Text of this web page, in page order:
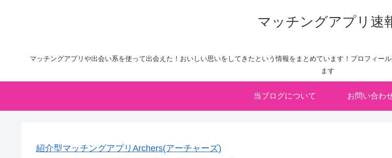
マッチングアプリ速
マッチングアプリや出会い系を使って出会えた！おいしい思いをしてきたという情報をまとめています！プロフィー
ます
当ブログについて お問い合わ
紹介型マッチングアプリArchers(アーチャーズ)